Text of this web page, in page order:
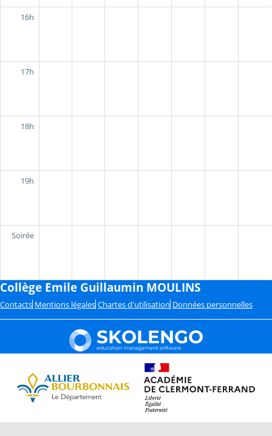
16h
17h
18h
19h
Soirée
Collège Emile Guillaumin MOULINS
Contacts Mentions légales Chartes d'utilisation Données personnelles